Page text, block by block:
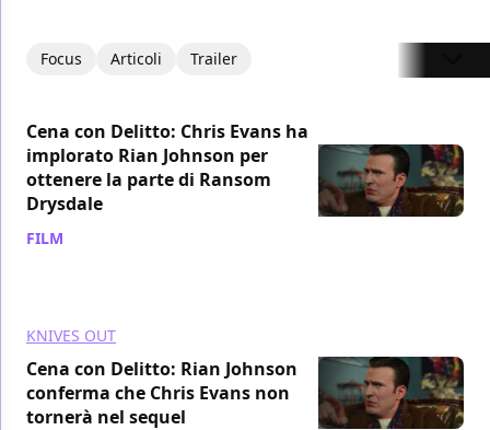
Focus Articoli Trailer
Cena con Delitto: Chris Evans ha
implorato Rian Johnson per
ottenere la parte di Ransom
Drysdale
FILM
KNIVES OUT
Cena con Delitto: Rian Johnson
conferma che Chris Evans non
tornerà nel sequel